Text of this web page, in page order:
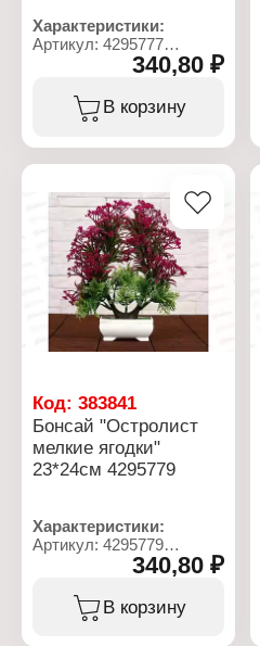
Характеристики:
Артикул: 4295777
Декоративное украшение
Вариация: Бонсай
Дизайн: Искусственный
Конструкция: в горшке
Размер: 26х24 см
Материал: пластик
Цвет: в ассортименте
340,80 ₽
В корзину
Код: 383841
Бонсай "Остролист
мелкие ягодки"
23*24см 4295779
Характеристики:
Артикул: 4295779
Декоративное украшение
Вариация: Бонсай
Дизайн: Искусственный
340,80 ₽
В корзину